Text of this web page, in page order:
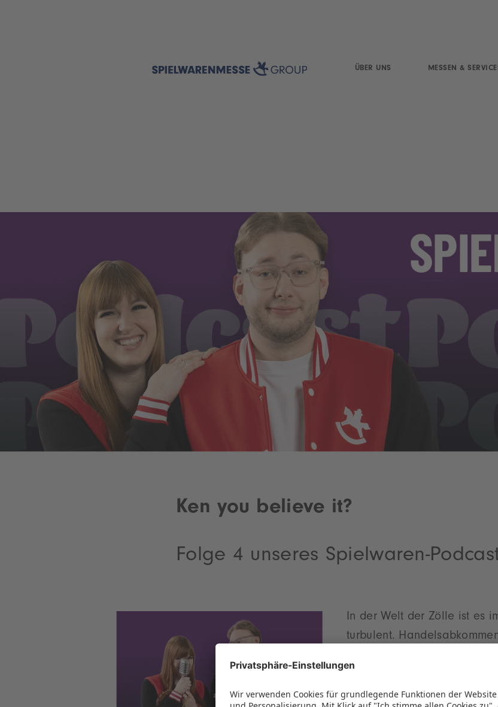
ÜBER UNS MESSEN &
Ken you believe it?
Folge 4 unseres Spielwaren-
In der Welt der Zölle ist es
turbulent.
Entwicklungen, neue
Stundentakt. Aber wie kann
weiterarbeiten? Wir geben